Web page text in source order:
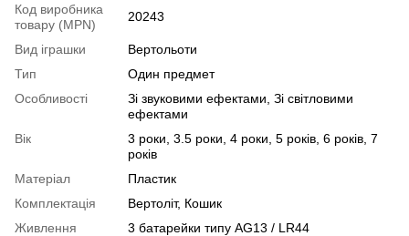
Код виробника
товару (MPN)
20243
Вид іграшки
Вертольоти
Тип
Один предмет
Особливості
Зі звуковими ефектами, Зі світловими
ефектами
Вік
3 роки, 3.5 роки, 4 роки, 5 років, 6 років, 7
років
Матеріал
Пластик
Комплектація
Вертоліт, Кошик
Живлення
3 батарейки типу AG13 / LR44